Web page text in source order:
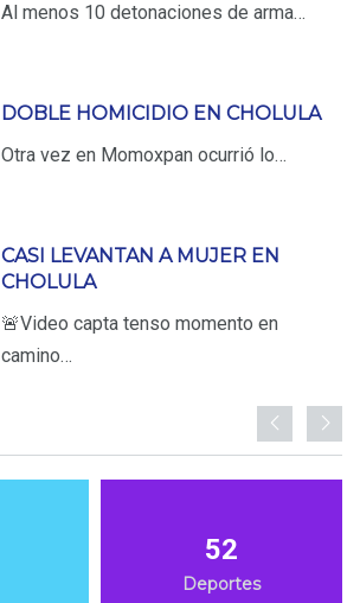
Al menos 10 detonaciones de arma…
DOBLE HOMICIDIO EN CHOLULA
Otra vez en Momoxpan ocurrió lo…
CASI LEVANTAN A MUJER EN
CHOLULA
🚨Video capta tenso momento en
camino…
52
Deportes